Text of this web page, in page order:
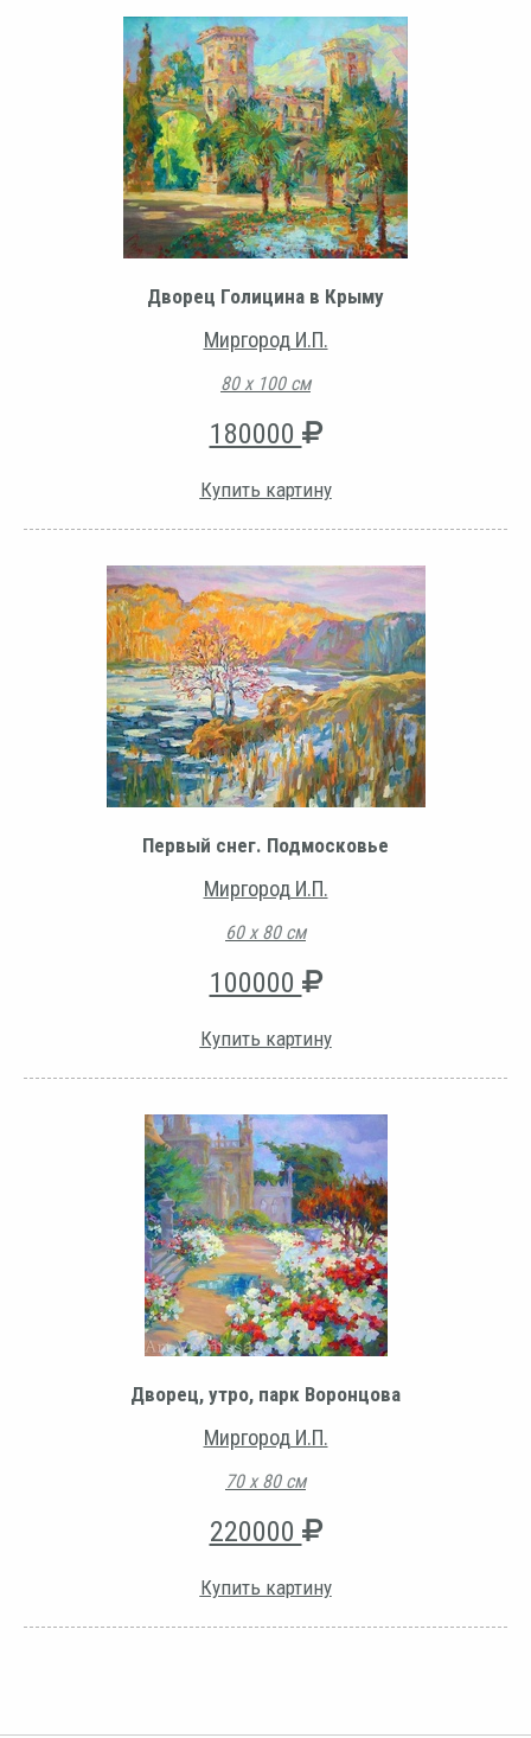
Дворец Голицина в Крыму
Миргород И.П.
80 х 100 см
180000
Купить картину
Первый снег. Подмосковье
Миргород И.П.
60 х 80 см
100000
Купить картину
Дворец, утро, парк Воронцова
Миргород И.П.
70 х 80 см
220000
Купить картину